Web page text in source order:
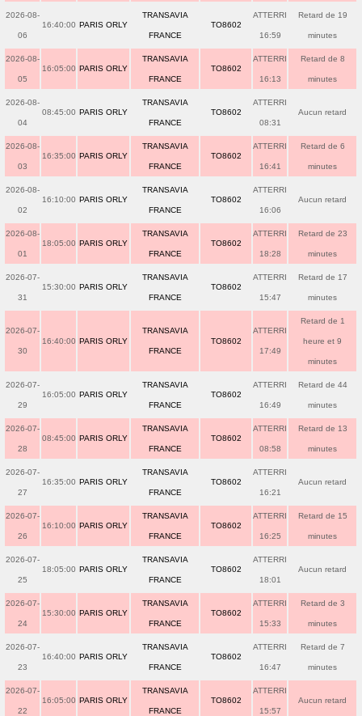
2026-08-
06
16:40:00 PARIS ORLY
TRANSAVIA
FRANCE
TO8602
ATTERRI
16:59
Retard de 19
minutes
2026-08-
05
16:05:00 PARIS ORLY
TRANSAVIA
FRANCE
TO8602
ATTERRI
16:13
Retard de 8
minutes
2026-08-
04
08:45:00 PARIS ORLY
TRANSAVIA
FRANCE
TO8602
ATTERRI
08:31
Aucun retard
2026-08-
03
16:35:00 PARIS ORLY
TRANSAVIA
FRANCE
TO8602
ATTERRI
16:41
Retard de 6
minutes
2026-08-
02
16:10:00 PARIS ORLY
TRANSAVIA
FRANCE
TO8602
ATTERRI
16:06
Aucun retard
2026-08-
01
18:05:00 PARIS ORLY
TRANSAVIA
FRANCE
TO8602
ATTERRI
18:28
Retard de 23
minutes
2026-07-
31
15:30:00 PARIS ORLY
TRANSAVIA
FRANCE
TO8602
ATTERRI
15:47
Retard de 17
minutes
2026-07-
30
16:40:00 PARIS ORLY
TRANSAVIA
FRANCE
TO8602
ATTERRI
17:49
Retard de 1
heure et 9
minutes
2026-07-
29
16:05:00 PARIS ORLY
TRANSAVIA
FRANCE
TO8602
ATTERRI
16:49
Retard de 44
minutes
2026-07-
28
08:45:00 PARIS ORLY
TRANSAVIA
FRANCE
TO8602
ATTERRI
08:58
Retard de 13
minutes
2026-07-
27
16:35:00 PARIS ORLY
TRANSAVIA
FRANCE
TO8602
ATTERRI
16:21
Aucun retard
2026-07-
26
16:10:00 PARIS ORLY
TRANSAVIA
FRANCE
TO8602
ATTERRI
16:25
Retard de 15
minutes
2026-07-
25
18:05:00 PARIS ORLY
TRANSAVIA
FRANCE
TO8602
ATTERRI
18:01
Aucun retard
2026-07-
24
15:30:00 PARIS ORLY
TRANSAVIA
FRANCE
TO8602
ATTERRI
15:33
Retard de 3
minutes
2026-07-
23
16:40:00 PARIS ORLY
TRANSAVIA
FRANCE
TO8602
ATTERRI
16:47
Retard de 7
minutes
2026-07-
22
16:05:00 PARIS ORLY
TRANSAVIA
FRANCE
TO8602
ATTERRI
15:57
Aucun retard